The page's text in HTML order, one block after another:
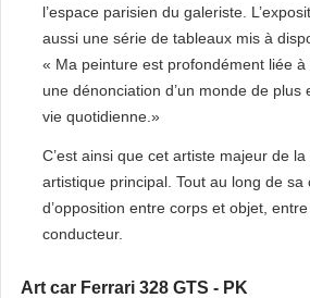
l’espace parisien du galeriste.
aussi une série de tableaux mis à
« Ma peinture est profondément liée
une dénonciation d’un monde de
vie quotidienne.»
C’est ainsi que cet artiste majeur de
artistique principal. Tout au long de
d’opposition entre corps et objet,
conducteur.
Art car Ferrari 328 GTS - PK